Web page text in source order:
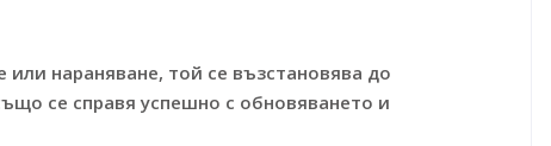
нараняване, той се възстановява до
се справя успешно с обновяването и